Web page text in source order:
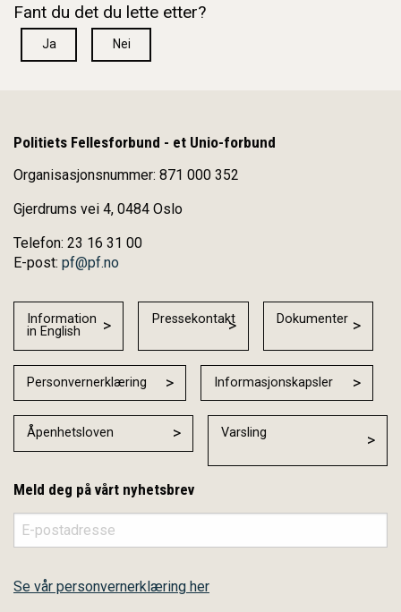
Fant du det du lette etter?
Ja Nei
Politiets Fellesforbund - et Unio-forbund
Organisasjonsnummer: 871 000 352
Gjerdrums vei 4, 0484 Oslo
Telefon: 23 16 31 00
E-post: pf@pf.no
Information
in English
Pressekontakt Dokumenter
Personvernerklæring Informasjonskapsler
Åpenhetsloven Varsling
Meld deg på vårt nyhetsbrev
Se vår personvernerklæring her